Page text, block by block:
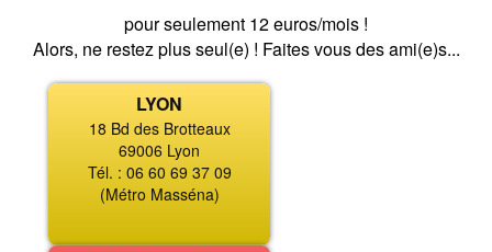
pour seulement 12 euros/mois !
Alors, ne restez plus seul(e) ! Faites vous des ami(e)s...
LYON
18 Bd des Brotteaux
69006 Lyon
Tél. : 06 60 69 37 09
(Métro Masséna)